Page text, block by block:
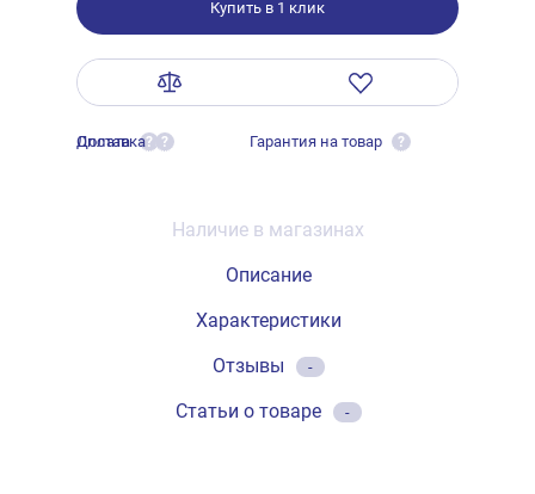
Купить в 1 клик
Оплата ?
Доставка ? Гарантия на товар ?
Наличие в магазинах
Описание
Характеристики
Отзывы
-
Статьи о товаре -